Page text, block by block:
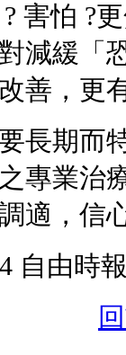
害怕 ?
減緩「
善，更
長期而
專業治
適，信
自由時